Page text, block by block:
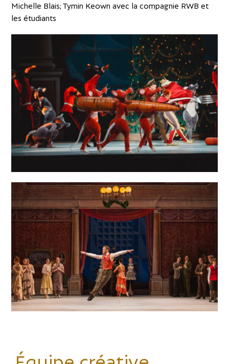
Michelle Blais; Tymin Keown avec la compagnie RWB et
les étudiants